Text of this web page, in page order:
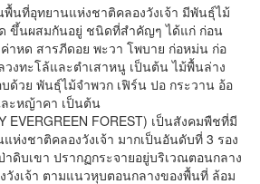
นที่อุทยานแห่งชาติคลองวังเจ้า มีพันธุ์ไม้
ขึ้นผสมกันอยู่ ชนิดที่สำคัญๆ ได้แก่ ก่อน
ค่าหด สารภีดอย พะวา โพบาย ก่อหม่น ก่อ
งทะโล้และตำเสาหนู เป็นต้น ไม้พื้นล่าง
ด้วย พันธุ์ไม้จำพวก เฟิร์น ปอ กระวาน อ้อ
ะหญ้าคา เป็นต้น
FOREST) เป็นสังคมพืชที่มี
ห่งชาติคลองวังเจ้า มากเป็นอันดับที่ 3 รอง
ดิบเขา ปรากฏกระจายอยู่บริเวณตอนกลาง
งเจ้า ตามแนวหุบตอนกลางของพื้นที่ ล้อม